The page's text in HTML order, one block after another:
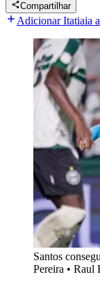
Compartilhar
Adicionar Itatiaia
Santos
Pereira • Raul